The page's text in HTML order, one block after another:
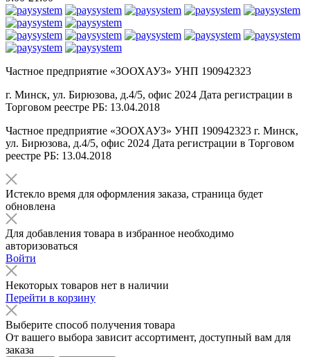
Частное предприятие «ЗООХАУЗ» УНП 190942323
г. Минск, ул. Бирюзова, д.4/5, офис 2024 Дата регистрации в
Торговом реестре РБ: 13.04.2018
Частное предприятие «ЗООХАУЗ» УНП 190942323 г. Минск,
ул. Бирюзова, д.4/5, офис 2024 Дата регистрации в Торговом
реестре РБ: 13.04.2018
Истекло время для оформления заказа, страница будет
обновлена
Для добавления товара в избранное необходимо
авторизоваться
Войти
Некоторых товаров нет в наличии
Перейти в корзину
Выберите способ получения товара
От вашего выбора зависит ассортимент, доступный вам для
заказа